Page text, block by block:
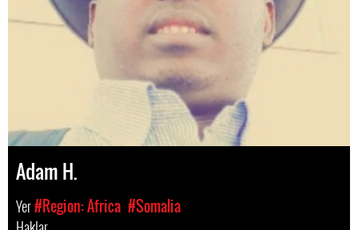
Adam H.
Yer#Region: Africa #Somalia